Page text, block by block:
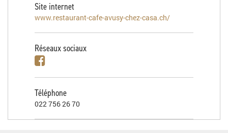
Site internet
www.restaurant-cafe-avusy-chez-casa.ch/
Réseaux sociaux
Téléphone
022 756 26 70